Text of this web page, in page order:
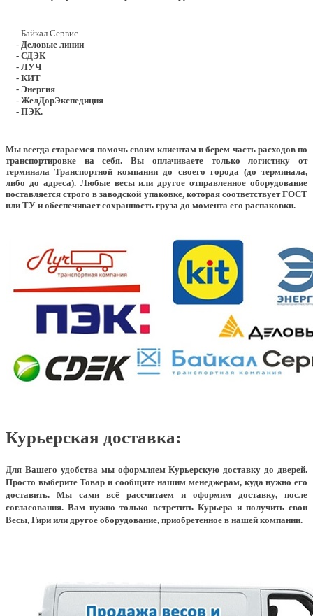
- Байкал Сервис
- Деловые линии
- СДЭК
- ЛУЧ
- КИТ
- Энергия
- ЖелДорЭкспедиция
- ПЭК.
Мы всегда стараемся помочь своим клиентам и берем часть расходов по
транспортировке на себя. Вы оплачиваете только логистику от
терминала Транспортной компании до своего города (до терминала,
либо до адреса). Любые весы или другое отправленное оборудование
поставляется строго в заводской упаковке, которая соответствует ГОСТ
или ТУ и обеспечивает сохранность груза до момента его распаковки.
Курьерская доставка:
Для Вашего удобства мы оформляем Курьерскую доставку до дверей.
Просто выберите Товар и сообщите нашим менеджерам, куда нужно его
доставить. Мы сами всё рассчитаем и оформим доставку, после
согласования. Вам нужно только встретить Курьера и получить свои
Весы, Гири или другое оборудование, приобретенное в нашей компании.